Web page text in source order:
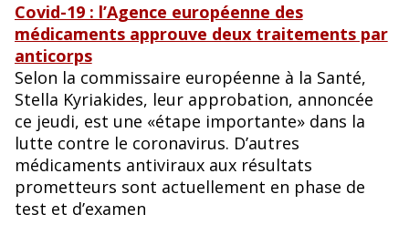
Covid-19 : l’Agence européenne des
médicaments approuve deux traitements par
anticorps
Selon la commissaire européenne à la Santé,
Stella Kyriakides, leur approbation, annoncée
ce jeudi, est une «étape importante» dans la
lutte contre le coronavirus. D’autres
médicaments antiviraux aux résultats
prometteurs sont actuellement en phase de
test et d’examen